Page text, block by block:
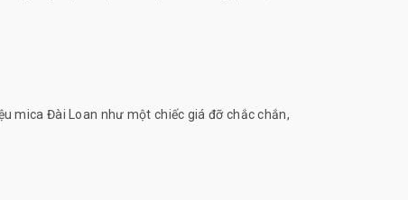
mica Đài Loan như một chiếc giá đỡ chắc chắn,